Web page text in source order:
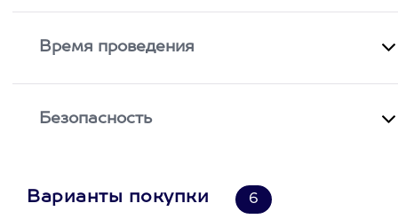
Время проведения
Безопасность
Варианты покупки 6